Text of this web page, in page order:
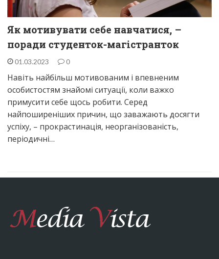
Як мотивувати себе навчатися, –
поради студенток-магістранток
01.03.2023 0
Навіть найбільш мотивованим і впевненим
особистостям знайомі ситуації, коли важко
примусити себе щось робити. Серед
найпоширеніших причин, що заважають досягти
успіху, – прокрастинація, неорганізованість,
періодичні…